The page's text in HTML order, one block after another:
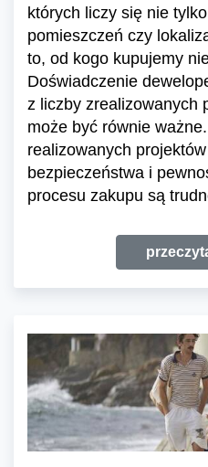
których liczy się nie
pomieszczeń czy
to, od kogo kupujemy
Doświadczenie
z liczby zrealizowanych
może być równie
realizowanych
bezpieczeństwa i
procesu zakupu są